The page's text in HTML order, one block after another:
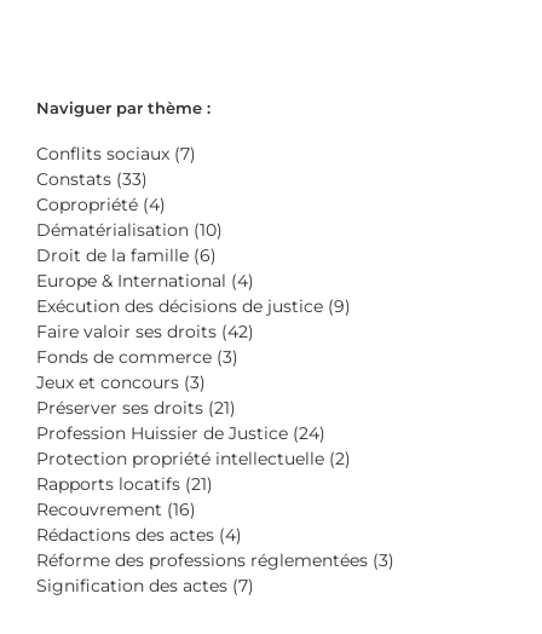
Naviguer par thème :
Conflits sociaux (7)
Constats (33)
Copropriété (4)
Dématérialisation (10)
Droit de la famille (6)
Europe & International (4)
Exécution des décisions de justice (9)
Faire valoir ses droits (42)
Fonds de commerce (3)
Jeux et concours (3)
Préserver ses droits (21)
Profession Huissier de Justice (24)
Protection propriété intellectuelle (2)
Rapports locatifs (21)
Recouvrement (16)
Rédactions des actes (4)
Réforme des professions réglementées (3)
Signification des actes (7)